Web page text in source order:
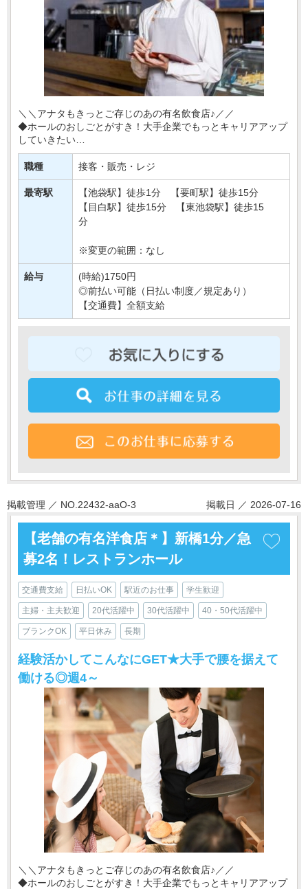
＼＼アナタもきっとご存じのあの有名飲食店♪／／
◆ホールのおしごとがすき！大手企業でもっとキャリアアップ
していきたい
◆安定して働ける職場を探してる そんな方にもおすすめ♪
今回は池袋の駅前のお店で
【・・・
職種 接客・販売・レジ
最寄駅
【池袋駅】徒歩1分 【要町駅】徒歩15分
【目白駅】徒歩15分 【東池袋駅】徒歩15
分
※変更の範囲：なし
給与
(時給)1750円
◎前払い可能（日払い制度／規定あり）
【交通費】全額支給
掲載管理 ／ NO.22432-aaO-3 掲載日 ／ 2026-07-16
【老舗の有名洋食店＊】新橋1分／急
募2名！レストランホール
交通費支給 日払いOK 駅近のお仕事 学生歓迎
主婦・主夫歓迎 20代活躍中 30代活躍中 40・50代活躍中
ブランクOK 平日休み 長期
経験活かしてこんなにGET★大手で腰を据えて
働ける◎週4～
＼＼アナタもきっとご存じのあの有名飲食店♪／／
◆ホールのおしごとがすき！大手企業でもっとキャリアアップ